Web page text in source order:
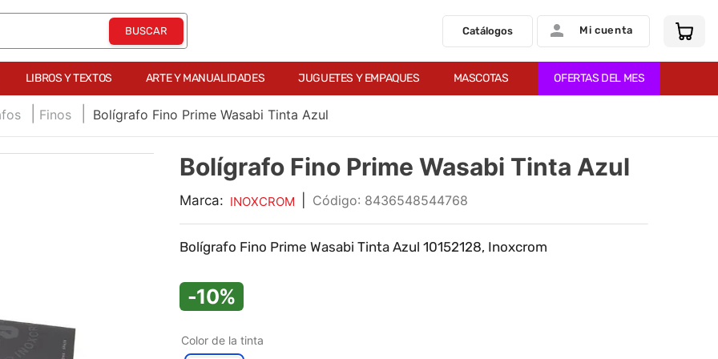
Catálogos Mi cuenta
LIBROS Y TEXTOS ARTE Y MANUALIDADES JUGUETES Y EMPAQUES MASCOTAS OFERTAS DEL MES
Finos Bolígrafo Fino Prime Wasabi Tinta Azul
Bolígrafo Fino Prime Wasabi Tinta Azul
Marca: INOXCROM : 8436548544768
Bolígrafo Fino Prime Wasabi Tinta Azul 10152128, Inoxcrom
-10%
Color de la tinta